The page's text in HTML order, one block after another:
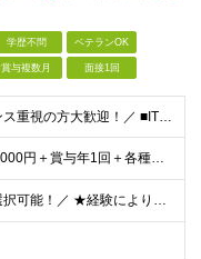
学歴不問 ベテランOK
賞与複数月 面接1回
＼ライフワークバランス重視の方大歓迎！／ ■IT業界で何かしらの実務経験をお持ちの方（1年以上） ※技術領域や工程は不問です。 ＼こんな方はぜひご応募ください！／ ★何かに熱中できる方 ★趣味も仕事
月給280,000円～700,000円＋賞与年1回＋各種手当 ★上記にはみなし残業代として月30時間分（47,750円～130,424円）を含みます。超過分は別途支給します ★経験やスキル、キャリアの
＼勤務地もご自身で選択可能！／ ★経験によりフルリモートも対応いたします！ ★関東への転居を希望する場合は引っ越し補助あり！ 全国からのご応募お待ちしております！ ・首都圏（東京都、神奈川県、埼玉県